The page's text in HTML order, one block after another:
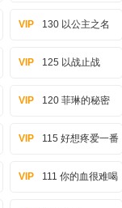
VIP 130 以公主之名
VIP 125 以战止战
VIP 120 菲琳的秘密
VIP 115 好想疼爱一番
VIP 111 你的血很难喝